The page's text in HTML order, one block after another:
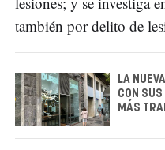
también por delito de
LA
CON
MÁS